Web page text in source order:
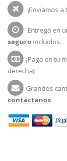
¡Enviamos a
Entrega en
seguro incluidos.
¡Paga en tu
derecha)
Grandes
contáctanos